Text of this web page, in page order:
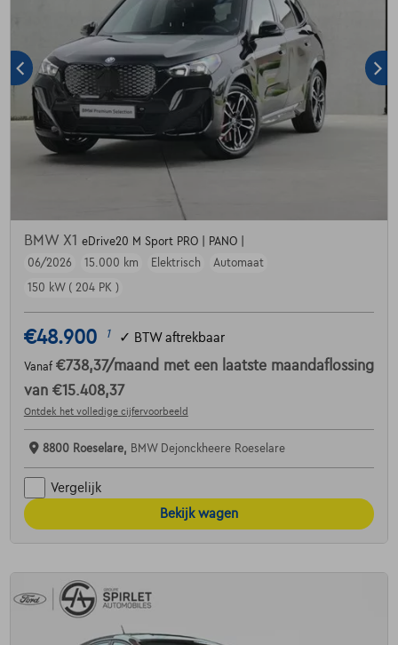
BMW X1 eDrive20 M Sport PRO | PANO |
06/2026
15.000 km Elektrisch
Automaat
150 kW ( 204 PK )
€48.900 1 ✓ BTW aftrekbaar
Vanaf €738,37/maand met een laatste maandaflossing
van €15.408,37
Ontdek het volledige cijfervoorbeeld
8800 Roeselare, BMW Dejonckheere Roeselare
Vergelijk
Bekijk wagen